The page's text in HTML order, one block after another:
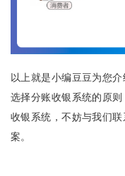
以上就是小编豆豆为您
选择分账收银系统的原
收银系统，不妨与我们
案。